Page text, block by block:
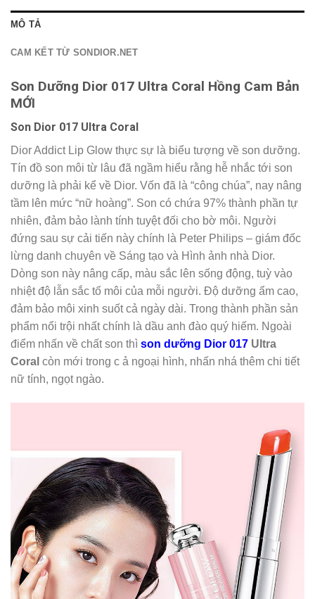
MÔ TẢ
CAM KẾT TỪ SONDIOR.NET
Son Dưỡng Dior 017 Ultra Coral Hồng Cam Bản
MỚI
Son Dior 017 Ultra Coral
Dior Addict Lip Glow thực sự là biểu tượng về son dưỡng.
Tín đồ son môi từ lâu đã ngầm hiểu rằng hễ nhắc tới son
dưỡng là phải kể về Dior. Vốn đã là “công chúa”, nay nâng
tầm lên mức “nữ hoàng”. Son có chứa 97% thành phần tự
nhiên, đảm bảo lành tính tuyệt đối cho bờ môi. Người
đứng sau sự cải tiến này chính là Peter Philips – giám đốc
lừng danh chuyên về Sáng tạo và Hình ảnh nhà Dior.
Dòng son này nâng cấp, màu sắc lên sống động, tuỳ vào
nhiệt độ lẫn sắc tố môi của mỗi người. Độ dưỡng ẩm cao,
đảm bảo môi xinh suốt cả ngày dài. Trong thành phần sản
phẩm nổi trội nhất chính là dầu anh đào quý hiếm. Ngoài
điểm nhấn về chất son thì son dưỡng Dior 017 Ultra
Coral còn mới trong c ả ngoại hình, nhấn nhá thêm chi tiết
nữ tính, ngọt ngào.